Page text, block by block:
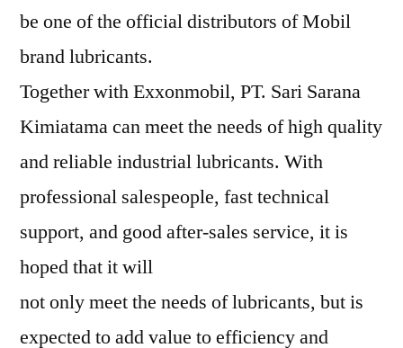
be one of the official distributors of Mobil
brand lubricants.
Together with Exxonmobil, PT. Sari Sarana
Kimiatama can meet the needs of high quality
and reliable industrial lubricants. With
professional salespeople, fast technical
support, and good after-sales service, it is
hoped that it will
not only meet the needs of lubricants, but is
expected to add value to efficiency and